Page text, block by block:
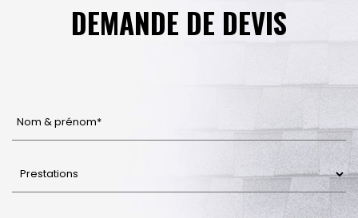
DEMANDE DE DEVIS